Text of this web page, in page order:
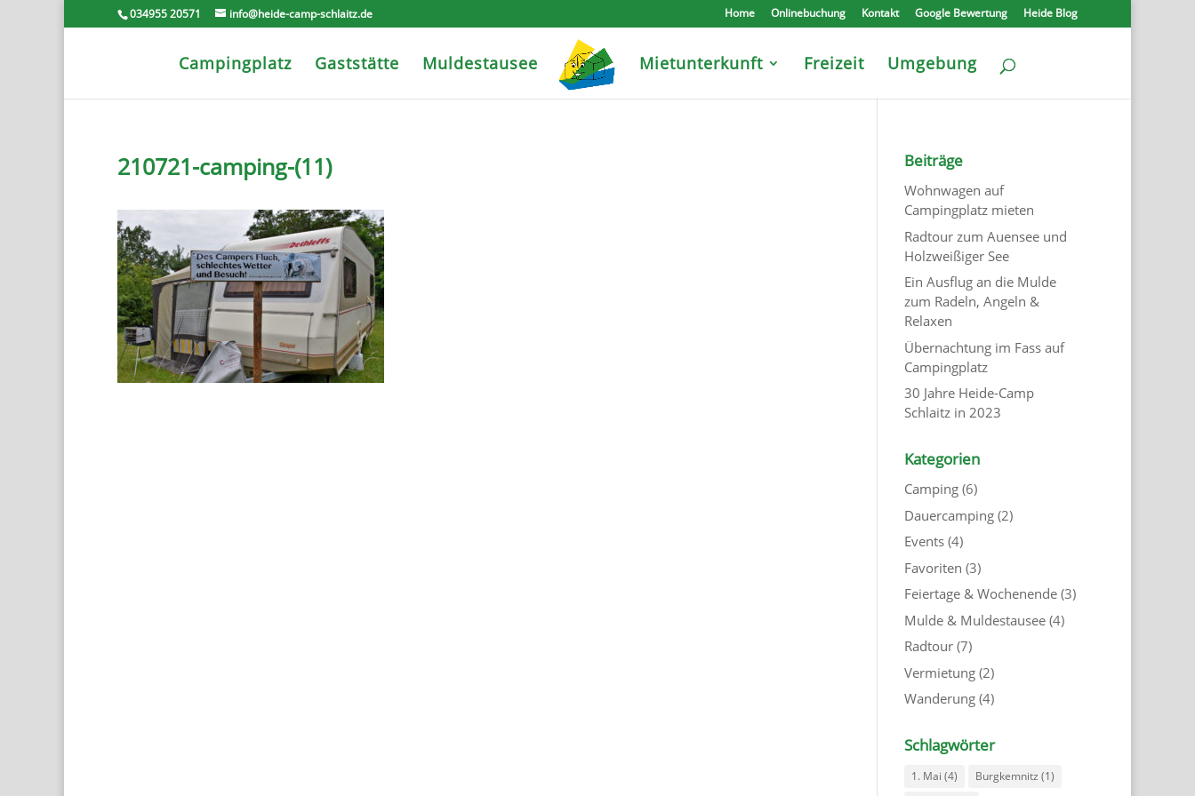
034955 20571 info@heide-camp-schlaitz.de Home Onlinebuchung Kontakt Google Bewertung Heide Blog
Campingplatz Gaststätte Muldestausee Mietunterkunft Freizeit Umgebung
210721-camping-(11) Beiträge
Wohnwagen auf
Campingplatz mieten
Radtour zum Auensee und
Holzweißiger See
Ein Ausflug an die Mulde
zum Radeln, Angeln &
Relaxen
Übernachtung im Fass auf
Campingplatz
30 Jahre Heide-Camp
Schlaitz in 2023
Kategorien
Camping(6)
Dauercamping(2)
Events(4)
Favoriten (3)
Feiertage & Wochenende(3)
Mulde & Muldestausee(4)
Radtour(7)
Vermietung(2)
Wanderung(4)
Schlagwörter
1. Mai (4) Burgkemnitz (1)